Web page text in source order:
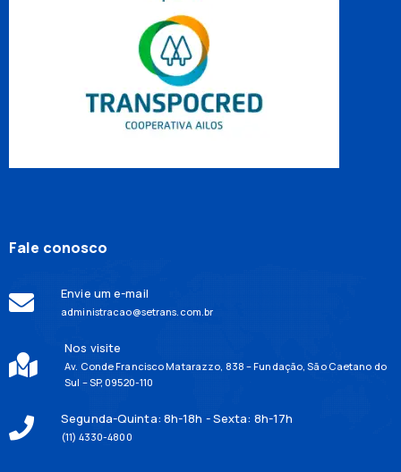
Fale conosco
Envie um e-mail
administracao@setrans.com.br
Nos visite
Av. Conde Francisco Matarazzo, 838 – Fundação, São Caetano do
Sul – SP, 09520-110
Segunda-Quinta: 8h-18h - Sexta: 8h-17h
(11) 4330-4800